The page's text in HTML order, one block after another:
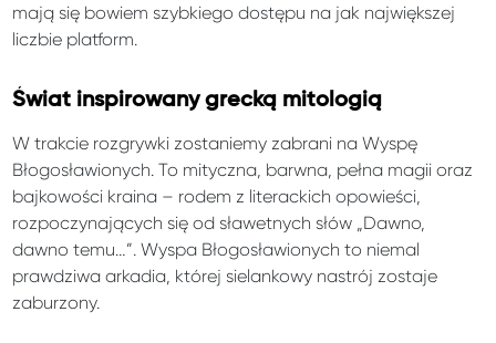
mają się bowiem szybkiego dostępu na jak największej
liczbie platform.
Świat inspirowany grecką mitologią
W trakcie rozgrywki zostaniemy zabrani na Wyspę
Błogosławionych. To mityczna, barwna, pełna magii oraz
bajkowości kraina – rodem z literackich opowieści,
rozpoczynających się od sławetnych słów „Dawno,
dawno temu…”. Wyspa Błogosławionych to niemal
prawdziwa arkadia, której sielankowy nastrój zostaje
zaburzony.